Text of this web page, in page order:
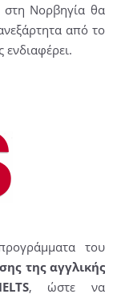
στη Νορβηγία θα
από το
ενδιαφέρει.
του
της αγγλικής
IELTS, ώστε να